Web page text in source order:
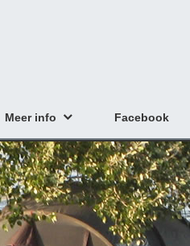
Meer info Facebook